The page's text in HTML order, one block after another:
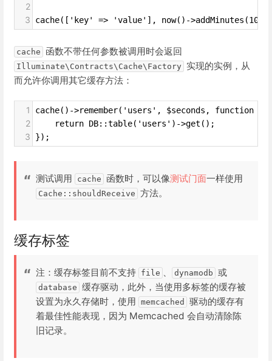
2
3
cache(['key' => 'value'], now()-
cache 函数不带任何参数被调用时会返回
Illuminate\Contracts\Cache\Factory
实现的实例，从
而允许你调用其它缓存方法：
1 cache()->remember('users', $seconds, function
2
    return DB::table('users')->get();
3 });
测试调用 cache 函数时，可以像测试门面一样使用
Cache::shouldReceive 方法。
缓存标签
注：缓存标签目前不支持 file 、 dynamodb 或
database 缓存驱动，此外，当使用多标签的缓存被
设置为永久存储时，使用 memcached
驱动的缓存有
着最佳性能表现，因为 Memcached 会自动清除陈
旧记录。